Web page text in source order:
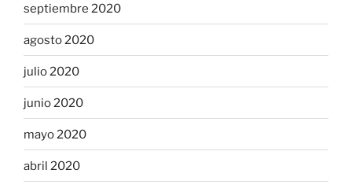
septiembre 2020
agosto 2020
julio 2020
junio 2020
mayo 2020
abril 2020